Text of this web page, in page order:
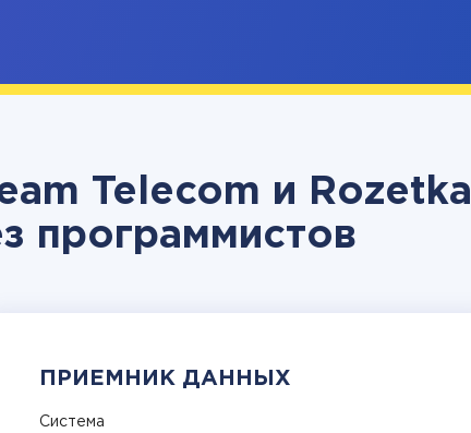
Telecom и Rozetka
программистов
ПРИЕМНИК ДАННЫХ
Система